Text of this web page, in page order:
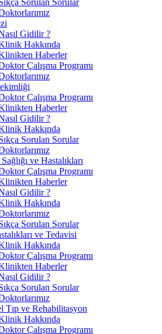
Gidilir ?
Hakkında
Haberler
Çalışma Programı
Çalışma Programı
Haberler
Gidilir ?
Hakkında
Sorulan Sorular
ve Hastalıkları
Çalışma Programı
Haberler
Gidilir ?
Hakkında
Sorulan Sorular
ve Tedavisi
Hakkında
Çalışma Programı
Haberler
Gidilir ?
Sorulan Sorular
Tıp ve Rehabilitasyon
Hakkında
Çalışma Programı